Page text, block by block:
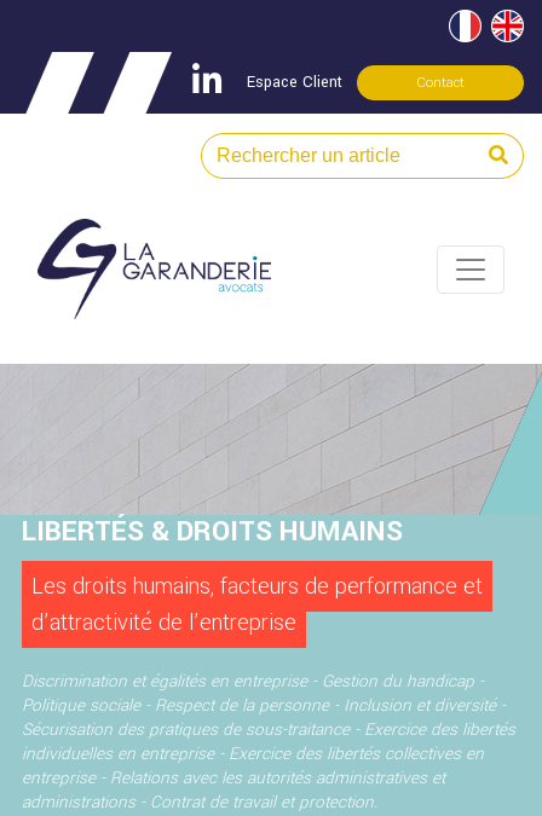
Espace Client Contact
LIBERTÉS & DROITS HUMAINS
Les droits humains, facteurs de performance et
d’attractivité de l’entreprise
Discrimination et égalités en entreprise - Gestion du handicap -
Politique sociale - Respect de la personne - Inclusion et diversité -
Sécurisation des pratiques de sous-traitance - Exercice des libertés
individuelles en entreprise - Exercice des libertés collectives en
entreprise - Relations avec les autorités administratives et
administrations - Contrat de travail et protection.